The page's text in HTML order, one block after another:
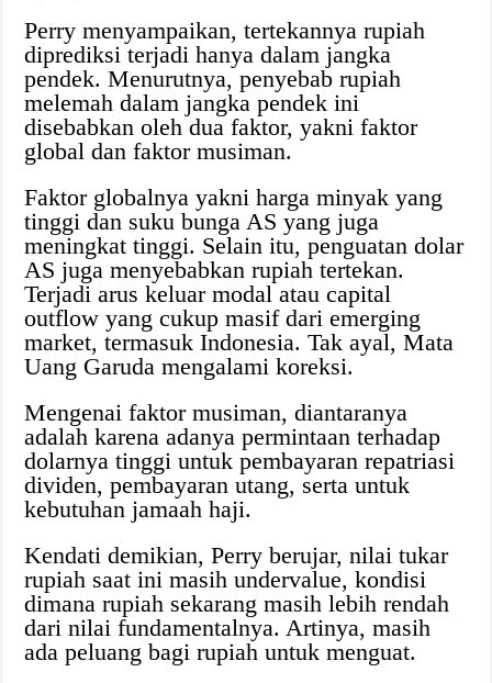
Perry menyampaikan, tertekannya rupiah
diprediksi terjadi hanya dalam jangka
pendek. Menurutnya, penyebab rupiah
melemah dalam jangka pendek ini
disebabkan oleh dua faktor, yakni faktor
global dan faktor musiman.
Faktor globalnya yakni harga minyak yang
tinggi dan suku bunga AS yang juga
meningkat tinggi. Selain itu, penguatan dolar
AS juga menyebabkan rupiah tertekan.
Terjadi arus keluar modal atau capital
outflow yang cukup masif dari emerging
market, termasuk Indonesia. Tak ayal, Mata
Uang Garuda mengalami koreksi.
Mengenai faktor musiman, diantaranya
adalah karena adanya permintaan terhadap
dolarnya tinggi untuk pembayaran repatriasi
dividen, pembayaran utang, serta untuk
kebutuhan jamaah haji.
Kendati demikian, Perry berujar, nilai tukar
rupiah saat ini masih undervalue, kondisi
dimana rupiah sekarang masih lebih rendah
dari nilai fundamentalnya. Artinya, masih
ada peluang bagi rupiah untuk menguat.